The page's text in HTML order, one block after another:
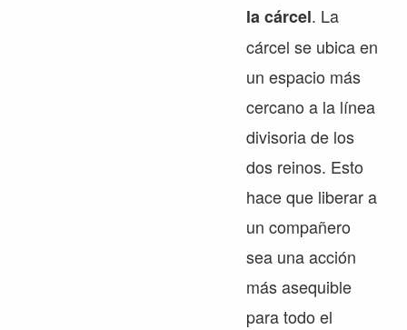
la cárcel. La
cárcel se ubica en
un espacio más
cercano a la línea
divisoria de los
dos reinos. Esto
hace que liberar a
un compañero
sea una acción
más asequible
para todo el